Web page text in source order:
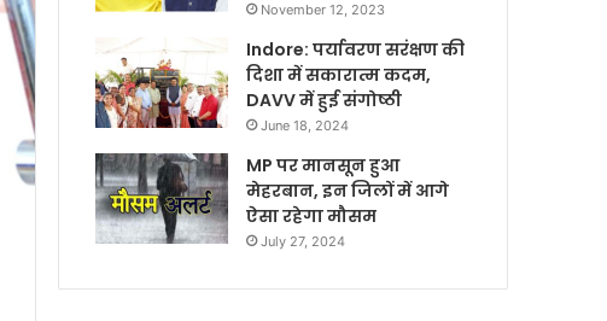
November 12, 2023
Indore: पर्यावरण सरंक्षण की
दिशा में सकारात्म कदम,
DAVV में हुई संगोष्ठी
June 18, 2024
MP पर मानसून हुआ
मेहरबान, इन जिलों में आगे
ऐसा रहेगा मौसम
July 27, 2024